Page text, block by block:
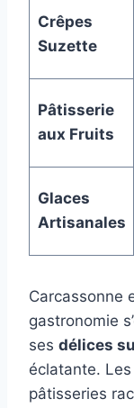
Crêpes
Suzette
Pâtisserie
aux Fruits
Glaces
Artisanales
Carcassonne
gastronomie
ses délices
éclatante.
pâtisseries